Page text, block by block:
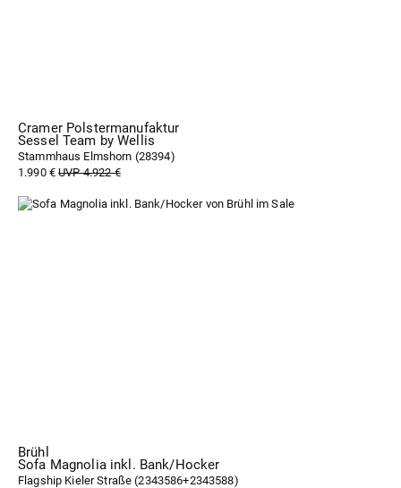
Cramer Polstermanufaktur
Sessel Team by Wellis
Stammhaus Elmshorn (28394)
1.990 €UVP 4.922 €
Brühl
Sofa Magnolia inkl. Bank/Hocker
Flagship Kieler Straße (2343586+2343588)